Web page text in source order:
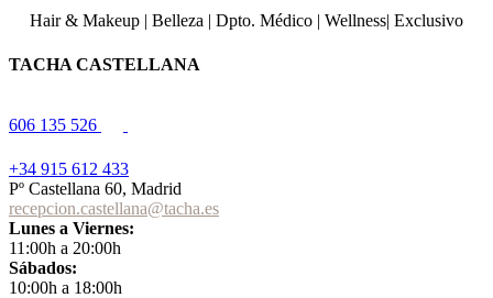
Hair & Makeup | Belleza | Dpto. Médico | Wellness| Exclusivo
TACHA CASTELLANA
606 135 526
+34 915 612 433
Pº Castellana 60, Madrid
recepcion.castellana@tacha.es
Lunes a Viernes:
11:00h a 20:00h
Sábados:
10:00h a 18:00h